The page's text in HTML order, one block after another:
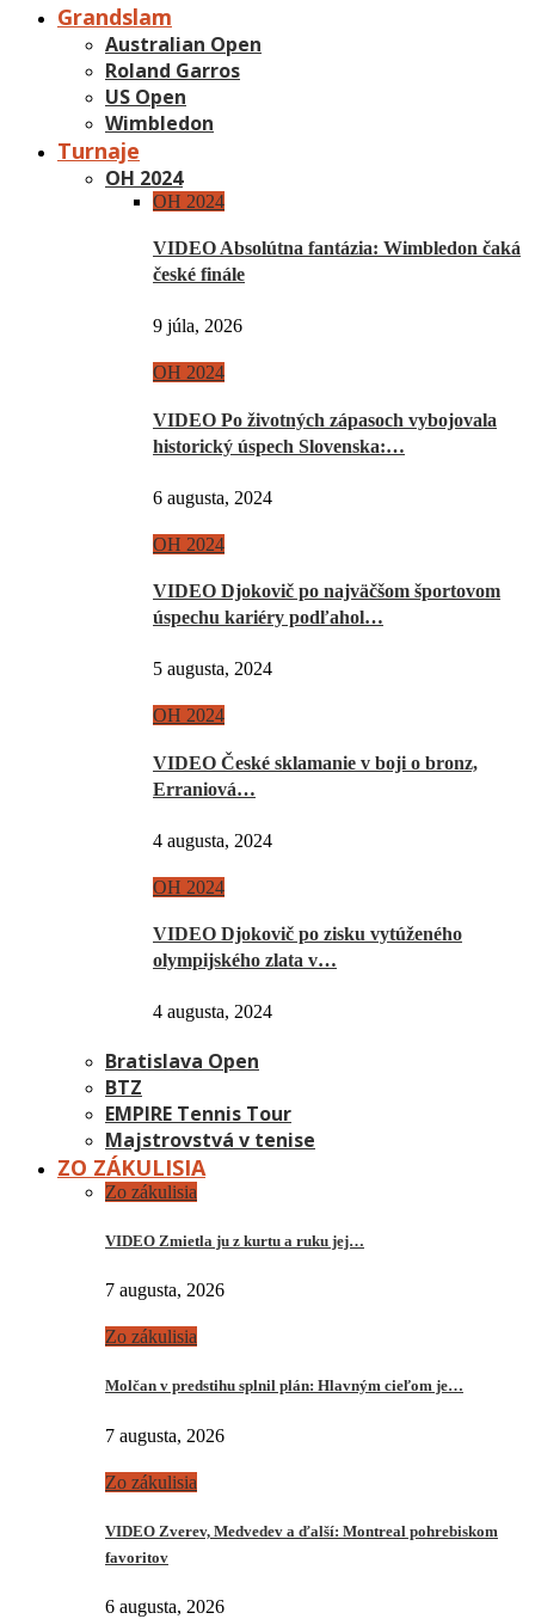
Grandslam
Australian Open
Roland Garros
US Open
Wimbledon
Turnaje
OH 2024
OH 2024
VIDEO Absolútna fantázia: Wimbledon čaká
české finále
9 júla, 2026
OH 2024
VIDEO Po životných zápasoch vybojovala
historický úspech Slovenska:…
6 augusta, 2024
OH 2024
VIDEO Djokovič po najväčšom športovom
úspechu kariéry podľahol…
5 augusta, 2024
OH 2024
VIDEO České sklamanie v boji o bronz,
Erraniová…
4 augusta, 2024
OH 2024
VIDEO Djokovič po zisku vytúženého
olympijského zlata v…
4 augusta, 2024
Bratislava Open
BTZ
EMPIRE Tennis Tour
Majstrovstvá v tenise
ZO ZÁKULISIA
Zo zákulisia
VIDEO Zmietla ju z kurtu a ruku jej…
7 augusta, 2026
Zo zákulisia
Molčan v predstihu splnil plán: Hlavným cieľom je…
7 augusta, 2026
Zo zákulisia
VIDEO Zverev, Medvedev a ďalší: Montreal pohrebiskom
favoritov
6 augusta, 2026